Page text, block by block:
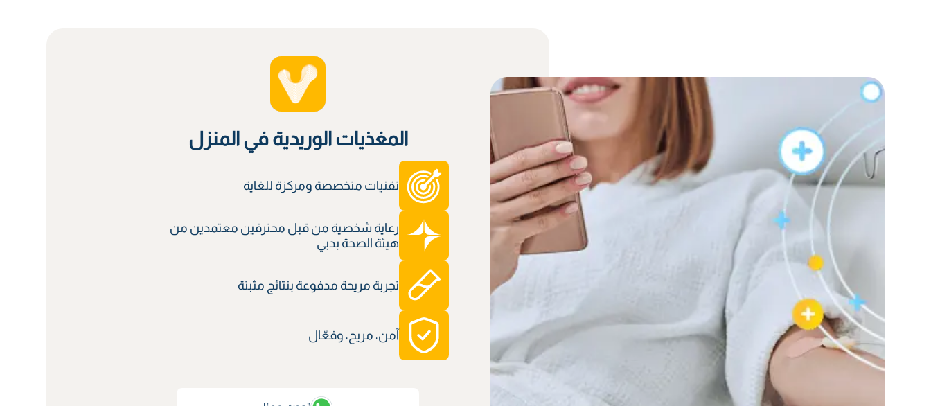
المغذيات الوريدية في المنزل
تقنيات متخصصة ومركزة للغاية
رعاية شخصية من قبل محترفين معتمدين من
هيئة الصحة بدبي
تجربة مريحة مدفوعة بنتائج مثبتة
آمن، مريح، وفعّال